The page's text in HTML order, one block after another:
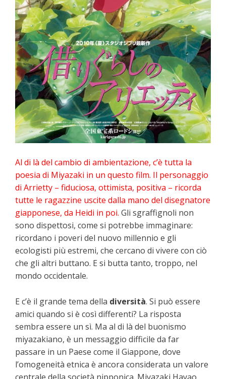
Al di là del cambio di ambientazione, c’è tutta la
poesia di Miyazaki in un questo film. Il personaggio
di Arrietty – fiduciosa, ottimista, positiva – ricorda
tutte le ragazzine uscite dalla mano del disegnatore
giapponese, da Heidi in poi. Gli sgraffignoli non
sono dispettosi, come si potrebbe immaginare:
ricordano i poveri del nuovo millennio e gli
ecologisti più estremi, che cercano di vivere con ciò
che gli altri buttano. E si butta tanto, troppo, nel
mondo occidentale.
E c’è il grande tema della diversità. Si può essere
amici quando si è così differenti? La risposta
sembra essere un sì. Ma al di là del buonismo
miyazakiano, è un messaggio difficile da far
passare in un Paese come il Giappone, dove
l’omogeneità etnica è ancora considerata un valore
centrale della società nipponica. Miyazaki Hayao